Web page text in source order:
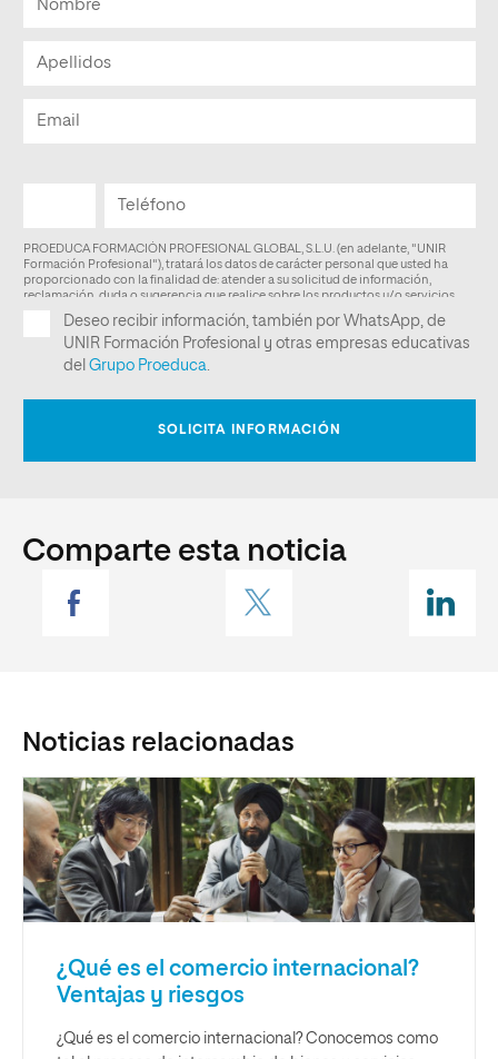
Comparte esta noticia
Noticias relacionadas
¿Qué es el comercio internacional?
Ventajas y riesgos
¿Qué es el comercio internacional? Conocemos como